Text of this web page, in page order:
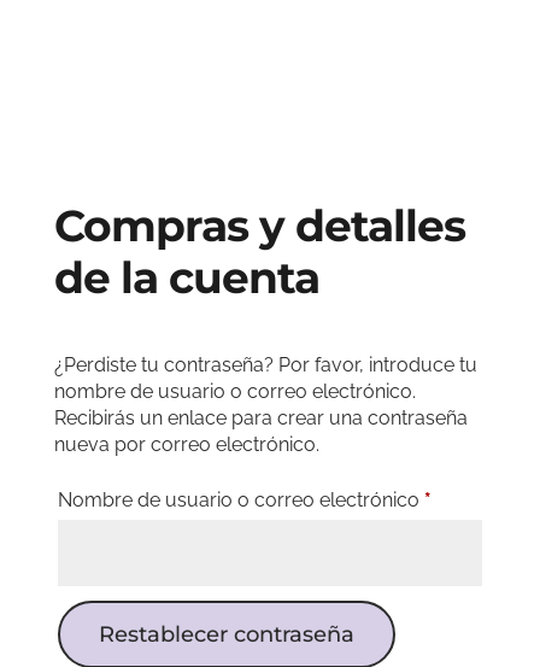
Compras y detalles
de la cuenta
¿Perdiste tu contraseña? Por favor, introduce tu
nombre de usuario o correo electrónico.
Recibirás un enlace para crear una contraseña
nueva por correo electrónico.
Nombre de usuario o correo electrónico *Obligatorio
Restablecer contraseña